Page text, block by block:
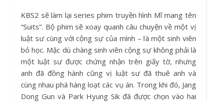
KBS2 sẽ làm lại series phim truyền hình Mĩ mang tên
“Suits”. Bộ phim sẽ xoay quanh câu chuyện về một vị
luật sư cùng với cộng sự của mình – là một sinh viên
bỏ học. Mặc dù chàng sinh viên cộng sự không phải là
một luật sư được chứng nhận trên giấy tờ, nhưng
anh đã đồng hành cũng vị luật sư đã thuê anh và
cùng nhau phá hàng loạt các vụ án. Trong khi đó, Jang
Dong Gun và Park Hyung Sik đã được chọn vào hai